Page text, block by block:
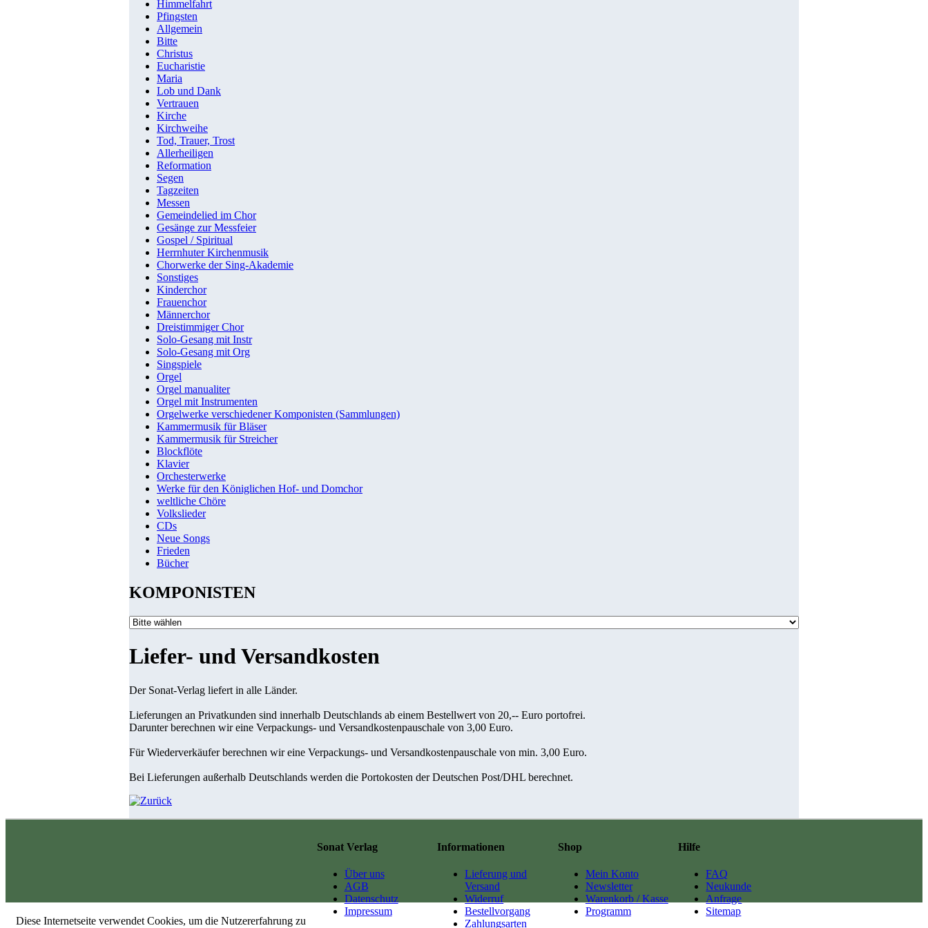
Himmelfahrt
Pfingsten
Allgemein
Bitte
Christus
Eucharistie
Maria
Lob und Dank
Vertrauen
Kirche
Kirchweihe
Tod, Trauer, Trost
Allerheiligen
Reformation
Segen
Tagzeiten
Messen
Gemeindelied im Chor
Gesänge zur Messfeier
Gospel / Spiritual
Herrnhuter Kirchenmusik
Chorwerke der Sing-Akademie
Sonstiges
Kinderchor
Frauenchor
Männerchor
Dreistimmiger Chor
Solo-Gesang mit Instr
Solo-Gesang mit Org
Singspiele
Orgel
Orgel manualiter
Orgel mit Instrumenten
Orgelwerke verschiedener Komponisten (Sammlungen)
Kammermusik für Bläser
Kammermusik für Streicher
Blockflöte
Klavier
Orchesterwerke
Werke für den Königlichen Hof- und Domchor
weltliche Chöre
Volkslieder
CDs
Neue Songs
Frieden
Bücher
KOMPONISTEN
Liefer- und Versandkosten
Der Sonat-Verlag liefert in alle Länder.
Lieferungen an Privatkunden sind innerhalb Deutschlands ab einem Bestellwert von 20,-- Euro portofrei.
Darunter berechnen wir eine Verpackungs- und Versandkostenpauschale von 3,00 Euro.
Für Wiederverkäufer berechnen wir eine Verpackungs- und Versandkostenpauschale von min. 3,00 Euro.
Bei Lieferungen außerhalb Deutschlands werden die Portokosten der Deutschen Post/DHL berechnet.
Hilfe
FAQ
Neukunde
Anfrage
Sitemap
Shop
Mein Konto
Newsletter
Warenkorb / Kasse
Programm
Informationen
Lieferung und
Versand
Widerruf
Bestellvorgang
Zahlungsarten
Sonat Verlag
Über uns
AGB
Datenschutz
Impressum
Diese Internetseite verwendet Cookies, um die Nutzererfahrung zu